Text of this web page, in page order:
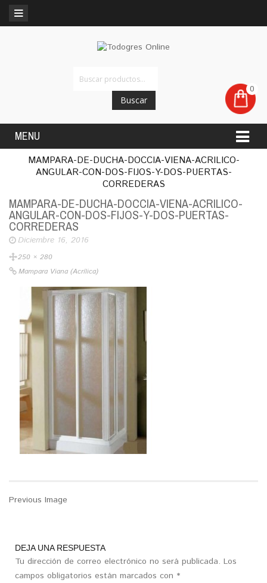
0
MENU
Buscar
MAMPARA-DE-DUCHA-DOCCIA-VIENA-ACRILICO-
ANGULAR-CON-DOS-FIJOS-Y-DOS-PUERTAS-
CORREDERAS
MAMPARA-DE-DUCHA-DOCCIA-VIENA-ACRILICO-
ANGULAR-CON-DOS-FIJOS-Y-DOS-PUERTAS-
CORREDERAS
Diciembre 16, 2016
250 × 280
Mampara Viana (acrílica)
Previous Image
DEJA UNA RESPUESTA
Tu dirección de correo electrónico no será publicada. Los
campos obligatorios están marcados con *